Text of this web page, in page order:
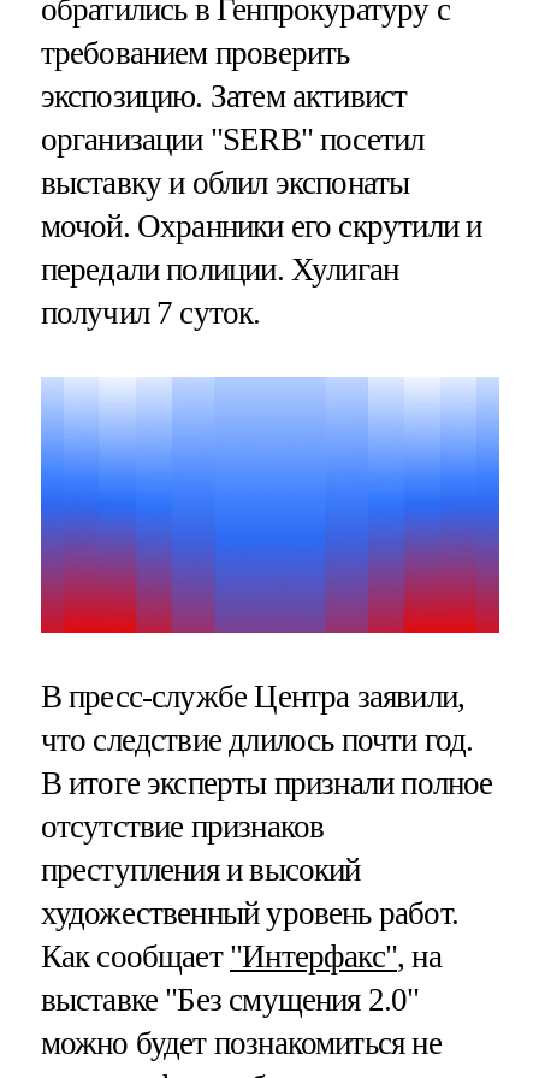
обратились в Генпрокуратуру с
требованием проверить
экспозицию. Затем активист
организации "SERB" посетил
выставку и облил экспонаты
мочой. Охранники его скрутили и
передали полиции. Хулиган
получил 7 суток.
В пресс-службе Центра заявили,
что следствие длилось почти год.
В итоге эксперты признали полное
отсутствие признаков
преступления и высокий
художественный уровень работ.
Как сообщает "Интерфакс", на
выставке "Без смущения 2.0"
можно будет познакомиться не